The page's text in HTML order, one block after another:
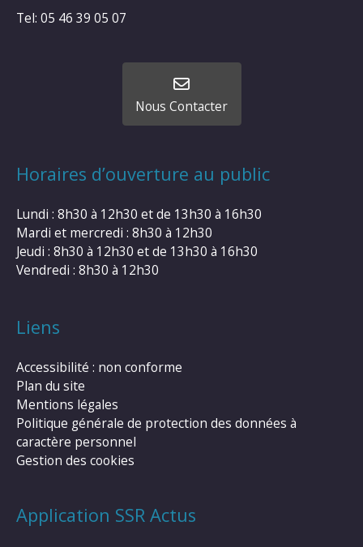
Tel: 05 46 39 05 07
Nous Contacter
Horaires d’ouverture au public
Lundi : 8h30 à 12h30 et de 13h30 à 16h30
Mardi et mercredi : 8h30 à 12h30
Jeudi : 8h30 à 12h30 et de 13h30 à 16h30
Vendredi : 8h30 à 12h30
Liens
Accessibilité : non conforme
Plan du site
Mentions légales
Politique générale de protection des données à
caractère personnel
Gestion des cookies
Application SSR Actus